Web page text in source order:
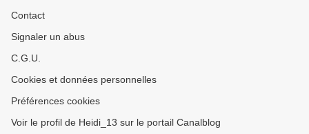
Contact
Signaler un abus
C.G.U.
Cookies et données personnelles
Préférences cookies
Voir le profil de Heidi_13 sur le portail Canalblog